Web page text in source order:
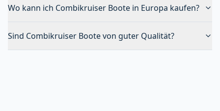
Wo kann ich Combikruiser Boote in Europa kaufen?
Sind Combikruiser Boote von guter Qualität?